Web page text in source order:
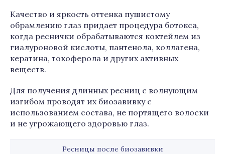
Качество и яркость оттенка пушистому
обрамлению глаз придает процедура ботокса,
когда реснички обрабатываются коктейлем из
гиалуроновой кислоты, пантенола, коллагена,
кератина, токоферола и других активных
веществ.
Для получения длинных ресниц с волнующим
изгибом проводят их биозавивку с
использованием состава, не портящего волоски
и не угрожающего здоровью глаз.
Ресницы после биозавивки